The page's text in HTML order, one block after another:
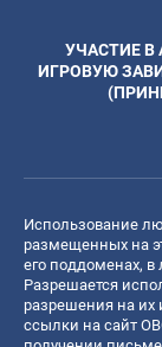
УЧАСТИЕ
ИГРОВУЮ
Использование
размещенных на
его поддоменах,
Разрешается
разрешения на их
ссылки на сайт